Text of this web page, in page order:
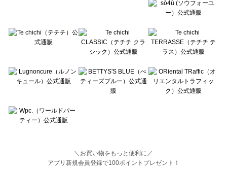
＼お買い物をもっと便利に／
アプリ新規会員登録で100ポイントプレゼント！